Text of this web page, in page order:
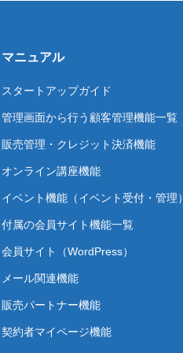
マニュアル
スタートアップガイド
管理画面から行う顧客管理機能一覧
販売管理・クレジット決済機能
オンライン講座機能
イベント機能（イベント受付・管理）
付属の会員サイト機能一覧
会員サイト（WordPress）
メール関連機能
販売パートナー機能
契約者マイページ機能